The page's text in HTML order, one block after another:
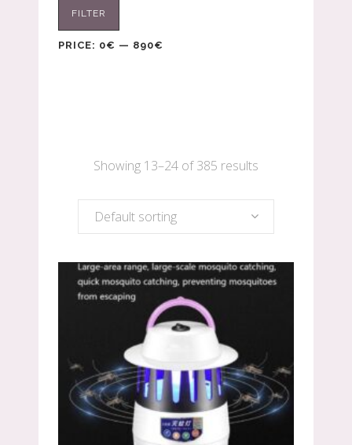
FILTER
PRICE: 0€ — 890€
Showing 13–24 of 385 results
Default sorting